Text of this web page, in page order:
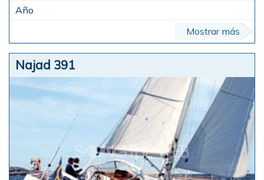
Mostrar más
Najad 391